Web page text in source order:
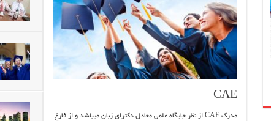
CAE
مدرک CAE از نظر جایگاه علمی معادل دکترای زبان میباشد و از فارغ